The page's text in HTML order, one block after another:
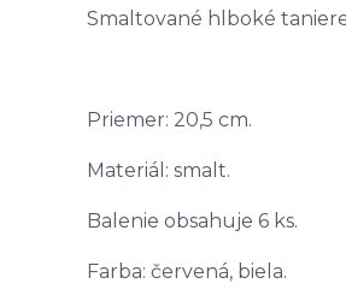
Smaltované hlboké
Priemer: 20,5 cm.
Materiál: smalt.
Balenie obsahuje 6 ks.
Farba: červená, biela.